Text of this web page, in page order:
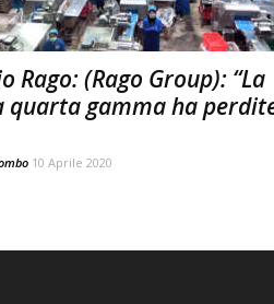
Rago: (Rago Group): “La
quarta gamma ha
10 Aprile 2020